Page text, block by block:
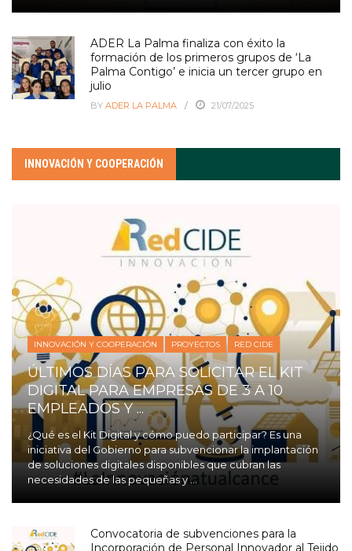
ADER La Palma finaliza con éxito la
formación de los primeros grupos de ‘La
Palma Contigo’ e inicia un tercer grupo en
julio
BY ADER LA PALMA 21/07/2025
INNOVACIÓN Y COOPERACIÓN
INNOVACIÓN Y COOPERACIÓN PROYECTOS RED CIDE
ÚLTIMOS DÍAS PARA SOLICITAR EL KIT
DIGITAL PARA EMPRESAS DE 3 A 10
EMPLEADOS Y ...
¿Qué es el Kit Digital y cómo puedo participar? Es una
iniciativa del Gobierno para subvencionar la implantación
de soluciones digitales disponibles que cubran las
necesidades de las pequeñas y ...
Convocatoria de subvenciones para la
Incorporación de Personal Innovador al Tejido